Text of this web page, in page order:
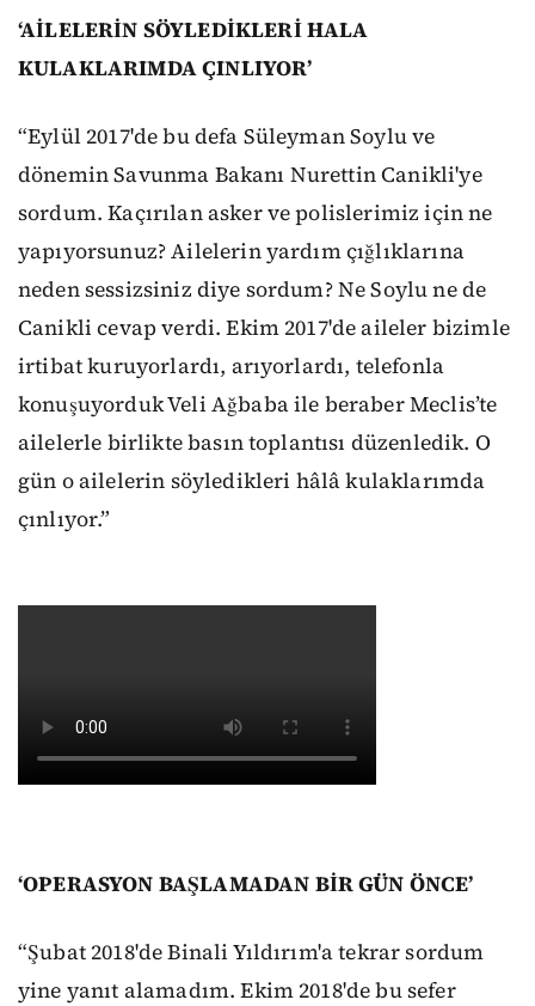
‘AİLELERİN SÖYLEDİKLERİ HALA
KULAKLARIMDA ÇINLIYOR’
“Eylül 2017'de bu defa Süleyman Soylu ve
dönemin Savunma Bakanı Nurettin Canikli'ye
sordum. Kaçırılan asker ve polislerimiz için ne
yapıyorsunuz? Ailelerin yardım çığlıklarına
neden sessizsiniz diye sordum? Ne Soylu ne de
Canikli cevap verdi. Ekim 2017'de aileler bizimle
irtibat kuruyorlardı, arıyorlardı, telefonla
konuşuyorduk Veli Ağbaba ile beraber Meclis’te
ailelerle birlikte basın toplantısı düzenledik. O
gün o ailelerin söyledikleri hâlâ kulaklarımda
çınlıyor.”
‘OPERASYON BAŞLAMADAN BİR GÜN ÖNCE’
“Şubat 2018'de Binali Yıldırım'a tekrar sordum
yine yanıt alamadım. Ekim 2018'de bu sefer